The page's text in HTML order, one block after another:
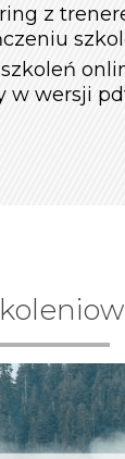
z
w wersji